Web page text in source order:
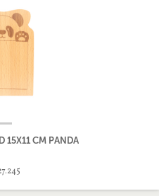
15X11 CM PANDA